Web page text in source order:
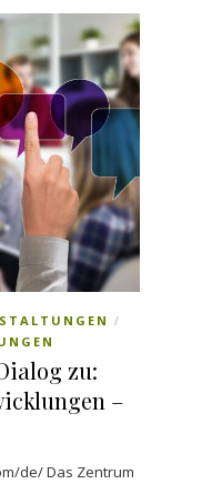
/
zu:
–
de/ Das Zentrum